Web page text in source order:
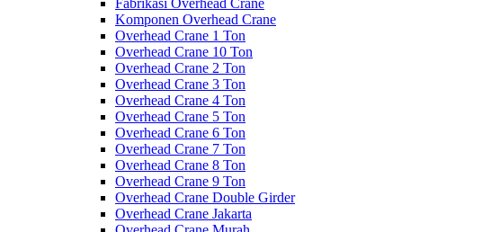
Fabrikasi Overhead Crane
Komponen Overhead Crane
Overhead Crane 1 Ton
Overhead Crane 10 Ton
Overhead Crane 2 Ton
Overhead Crane 3 Ton
Overhead Crane 4 Ton
Overhead Crane 5 Ton
Overhead Crane 6 Ton
Overhead Crane 7 Ton
Overhead Crane 8 Ton
Overhead Crane 9 Ton
Overhead Crane Double Girder
Overhead Crane Jakarta